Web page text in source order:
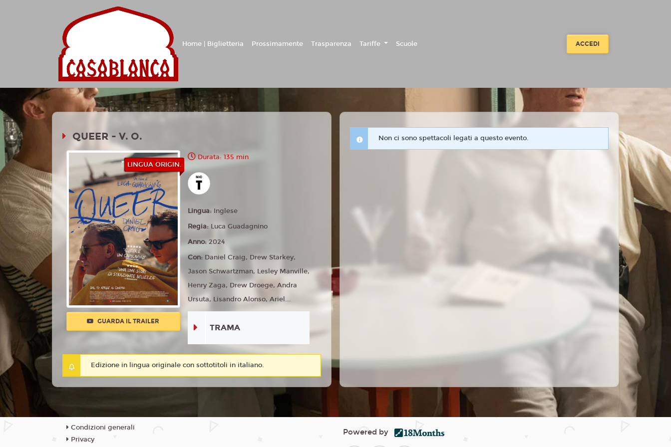
Home | Biglietteria Prossimamente Trasparenza Tariffe Scuole ACCEDI
QUEER - V. O.
LINGUA ORIGIN.
GUARDA IL TRAILER
Durata: 135 min
Lingua: Inglese
Regia: Luca Guadagnino
Anno:2024
Con: Daniel Craig, Drew Starkey,
Jason Schwartzman, Lesley Manville,
Henry Zaga, Drew Droege, Andra
Ursuta, Lisandro Alonso, Ariel...
TRAMA
Edizione in lingua originale con sottotitoli in italiano.
Non ci sono spettacoli legati a questo evento.
Condizioni generali
Privacy
Powered by